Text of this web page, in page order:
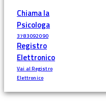
Chiama la
Psicologa
3783092090
Registro
Elettronico
Vai al Registro
Elettronico